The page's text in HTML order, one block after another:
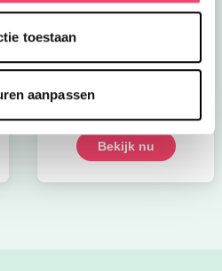
toestaan
aanpassen
Onze favoriete
zomerboeken voor
Bekijk nu